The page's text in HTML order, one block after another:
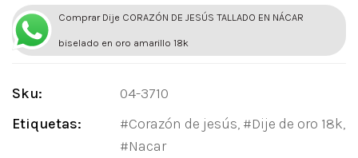
Comprar Dije CORAZÓN DE JESÚS TALLADO EN NÁCAR
biselado en oro amarillo 18k
Sku:
04-3710
Etiquetas:
Corazón de jesús, Dije de oro 18k,
Nacar